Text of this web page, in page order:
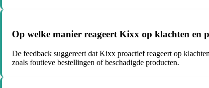
Op welke manier reageert Kixx op klachten en
De feedback suggereert dat Kixx proactief reageert op
zoals foutieve bestellingen of beschadigde producten.